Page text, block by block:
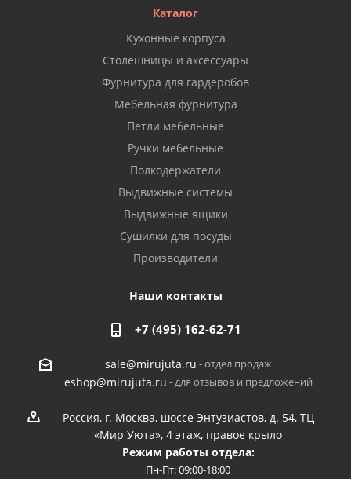
Каталог
Кухонные корпуса
Столешницы и аксессуары
Фурнитура для гардеробов
Мебельная фурнитура
Петли мебельные
Ручки мебельные
Полкодержатели
Выдвижные системы
Выдвижные ящики
Сушилки для посуды
Производители
Наши контакты
+7 (495) 162-62-71
sale@mirujuta.ru - отдел продаж
eshop@mirujuta.ru - для отзывов и предложений
Россия, г. Москва, шоссе Энтузиастов, д. 54, ТЦ
«Мир Уюта», 4 этаж, правое крыло
Режим работы отдела:
Пн-Пт: 09:00-18:00